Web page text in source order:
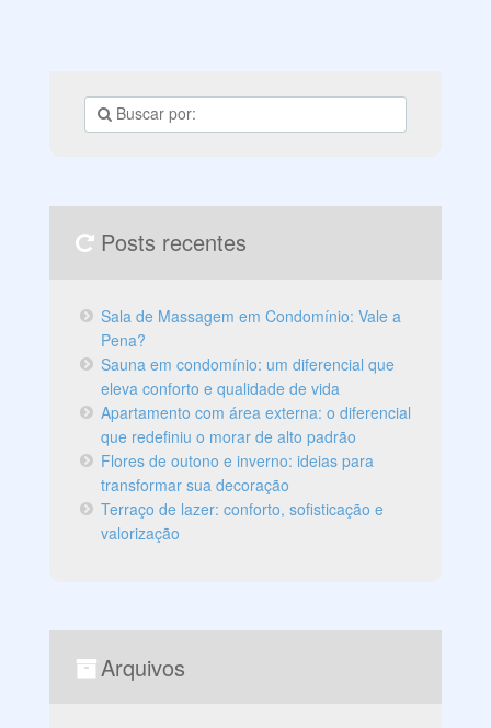
Posts recentes
Sala de Massagem em Condomínio: Vale a
Pena?
Sauna em condomínio: um diferencial que
eleva conforto e qualidade de vida
Apartamento com área externa: o diferencial
que redefiniu o morar de alto padrão
Flores de outono e inverno: ideias para
transformar sua decoração
Terraço de lazer: conforto, sofisticação e
valorização
Arquivos